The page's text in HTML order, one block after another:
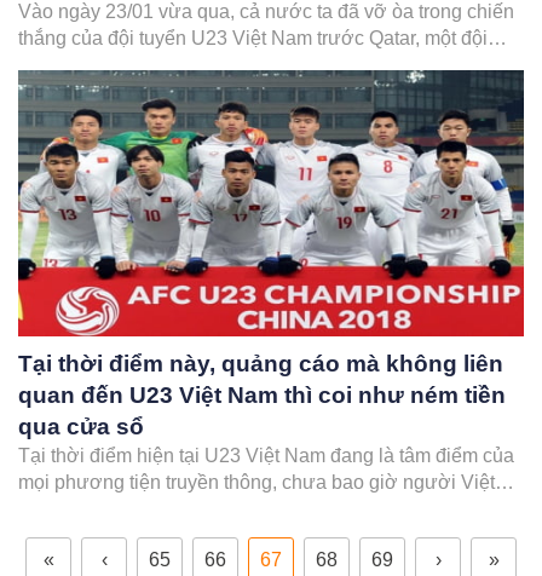
Vào ngày 23/01 vừa qua, cả nước ta đã vỡ òa trong chiến
thắng của đội tuyển U23 Việt Nam trước Qatar, một đội
thuật. Tưởng chừng niềm vui chỉ đến với những người
yêu bóng đá. Nhưng…
Tại thời điểm này, quảng cáo mà không liên
quan đến U23 Việt Nam thì coi như ném tiền
qua cửa sổ
Tại thời điểm hiện tại U23 Việt Nam đang là tâm điểm của
mọi phương tiện truyền thông, chưa bao giờ người Việt
mạng xã hội đặc biệt Facebook, các tin tức về U23 ngập
tràn newfeed. Đây…
« ‹ 65 66 67 68 69 › »